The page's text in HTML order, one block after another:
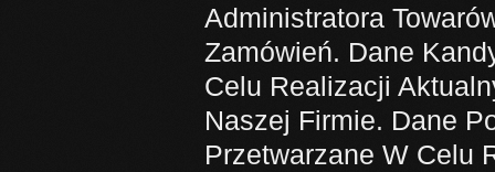
Administratora
Zamówień. Dane
Celu Realizacji
Naszej Firmie. Dane
Przetwarzane W Celu